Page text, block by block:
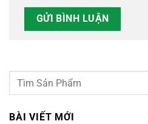
BÀI VIẾT MỚI